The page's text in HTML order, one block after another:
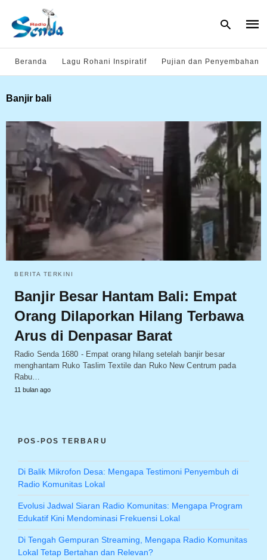
and
hit
Beranda Lagu Rohani Inspiratif Pujian dan Penyembahan
Banjir bali
BERITA TERKINI
Banjir Besar Hantam Bali: Empat
Orang Dilaporkan Hilang Terbawa
Arus di Denpasar Barat
Radio Senda 1680 - Empat orang hilang setelah banjir besar
menghantam Ruko Taslim Textile dan Ruko New Centrum pada
Rabu…
11 bulan ago
POS-POS TERBARU
Di Balik Mikrofon Desa: Mengapa Testimoni Penyembuh di
Radio Komunitas Lokal
Evolusi Jadwal Siaran Radio Komunitas: Mengapa Program
Edukatif Kini Mendominasi Frekuensi Lokal
Di Tengah Gempuran Streaming, Mengapa Radio Komunitas
Lokal Tetap Bertahan dan Relevan?